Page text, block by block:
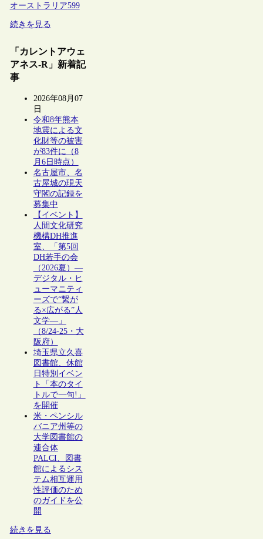
オーストラリア599
続きを見る
「カレントアウェ
アネス-R」新着記
事
2026年08月07
日
令和8年熊本
地震による文
化財等の被害
が83件に（8
月6日時点）
名古屋市、名
古屋城の現天
守閣の記録を
募集中
【イベント】
人間文化研究
機構DH推進
室、「第5回
DH若手の会
（2026夏）―
デジタル・ヒ
ューマニティ
ーズで“繋が
る×広がる”人
文学―」
（8/24-25・大
阪府）
埼玉県立久喜
図書館、休館
日特別イベン
ト「本のタイ
トルで一句!」
を開催
米・ペンシル
バニア州等の
大学図書館の
連合体
PALCI、図書
館によるシス
テム相互運用
性評価のため
のガイドを公
開
続きを見る